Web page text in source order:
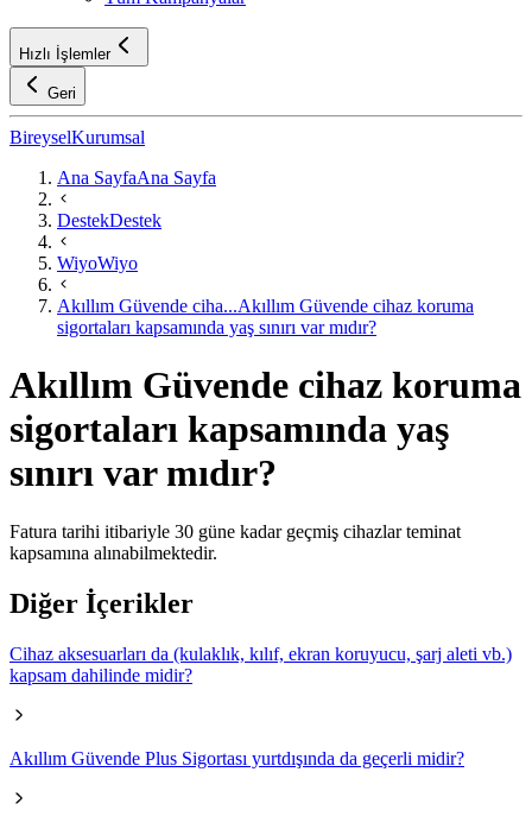
Hızlı İşlemler
Geri
BireyselKurumsal
Ana SayfaAna Sayfa
DestekDestek
WiyoWiyo
Akıllım Güvende ciha...Akıllım Güvende cihaz koruma
sigortaları kapsamında yaş sınırı var mıdır?
Akıllım Güvende cihaz koruma
sigortaları kapsamında yaş
sınırı var mıdır?
Fatura tarihi itibariyle 30 güne kadar geçmiş cihazlar teminat
kapsamına alınabilmektedir.​​
Diğer İçerikler
Cihaz aksesuarları da (kulaklık, kılıf, ekran koruyucu, şarj aleti vb.)
kapsam dahilinde midir?
Akıllım Güvende Plus Sigortası yurtdışında da geçerli midir?